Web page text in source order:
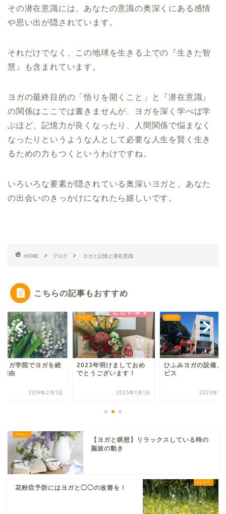
その潜在意識には、あなたの意識の奥深くにある感情
や思い出が隠されています。
それだけでなく、この地球を生きる上での『生きた智
慧』も含まれています。
ヨガの最終目的の「悟りを開くこと」と『潜在意識』
の関係はここでは書きませんが、ヨガを深く学べば学
ぶほど、記憶力が良くなったり、人間関係で悩まなく
なったりというような人として必要な人生を賢く生き
るための力もつくというわけですね。
いろいろな要素が隠されている奥深いヨガと、あなた
の出会いのきっかけになれたら嬉しいです。
HOME ブログ ヨガと記憶と潜在意識
こちらの記事もおすすめ
ヨガ学院でヨガを続
理由
2019年2月1日
ブログ
2023年明けましておめ
でとうございます！
2023年1月1日
ブログ
ひふみヨガの設備、
ビス
2023年1
【ヨガと瞑想】リラックスしている時の
脳波の動き
花粉症予防にはヨガと◯◯の改善を！